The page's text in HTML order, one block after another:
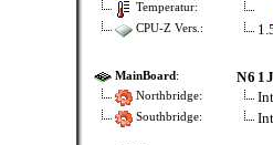
Temperatur:
CPU-Z Vers.:
MainBoard:
Northbridge:
Southbridge: